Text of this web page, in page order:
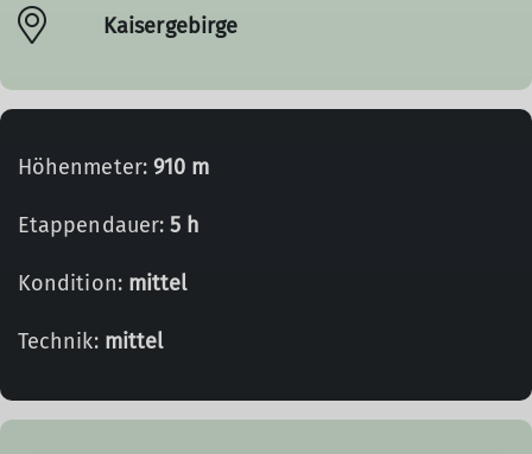
Kaisergebirge
Höhenmeter: 910 m
Etappendauer:5 h
Kondition: mittel
Technik: mittel